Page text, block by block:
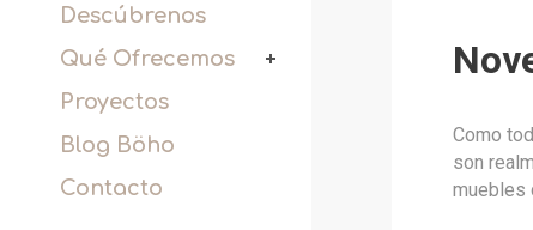
Descúbrenos
Qué Ofrecemos
Proyectos
Blog Böho
Contacto
Como
son
muebles